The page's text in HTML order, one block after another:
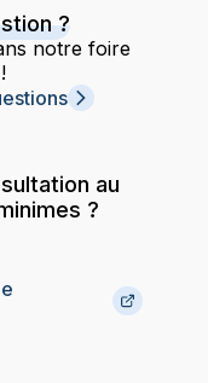
?
notre foire
au
?